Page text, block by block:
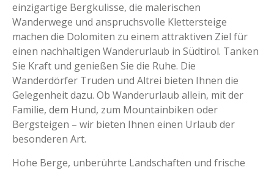
einzigartige Bergkulisse, die malerischen
Wanderwege und anspruchsvolle Klettersteige
machen die Dolomiten zu einem attraktiven Ziel für
einen nachhaltigen Wanderurlaub in Südtirol. Tanken
Sie Kraft und genießen Sie die Ruhe. Die
Wanderdörfer Truden und Altrei bieten Ihnen die
Gelegenheit dazu. Ob Wanderurlaub allein, mit der
Familie, dem Hund, zum Mountainbiken oder
Bergsteigen – wir bieten Ihnen einen Urlaub der
besonderen Art.
Hohe Berge, unberührte Landschaften und frische